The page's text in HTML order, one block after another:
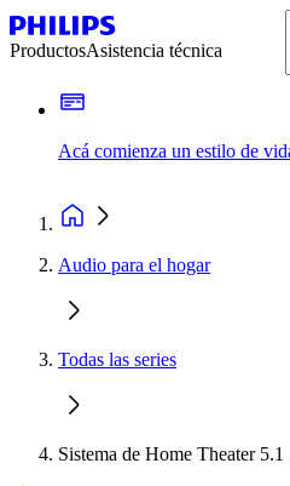
ProductosAsistencia técnica
Acá comienza un estilo de
Audio para el hogar
Todas las series
Sistema de Home Theater 5.1